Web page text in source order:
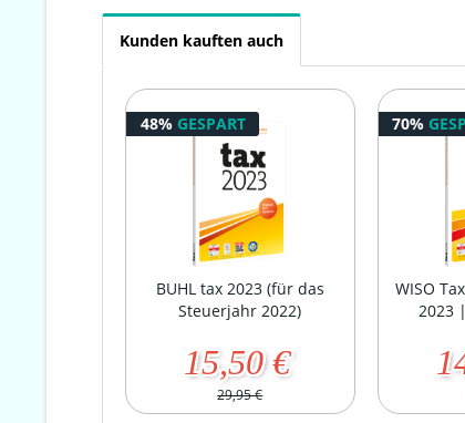
Kunden kauften auch
48% GESPART
BUHL tax 2023 (für das
Steuerjahr 2022)
15,50 €
29,95 €
70%
WISO
2023